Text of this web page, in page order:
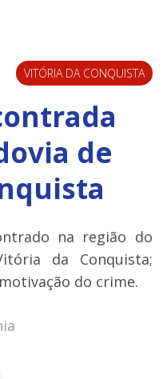
VITÓRIA DA CONQUISTA
de
na região do
da Conquista;
do crime.